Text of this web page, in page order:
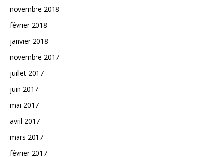
novembre 2018
février 2018
janvier 2018
novembre 2017
juillet 2017
juin 2017
mai 2017
avril 2017
mars 2017
février 2017